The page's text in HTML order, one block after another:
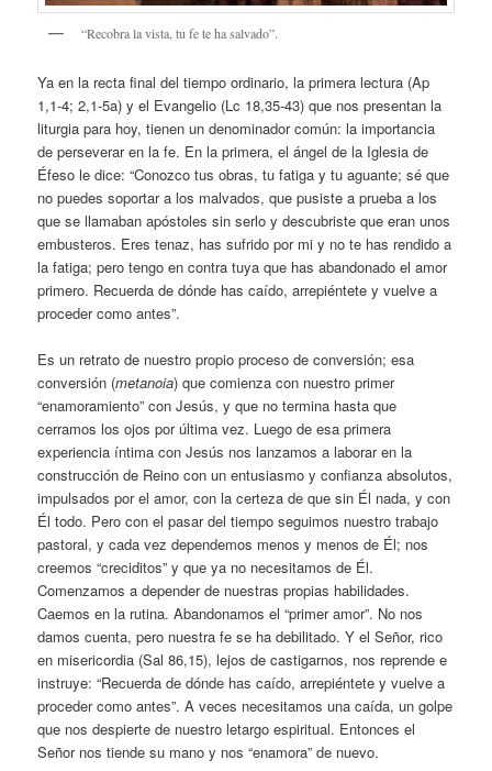
“Recobra la vista, tu fe te ha salvado”.
Ya en la recta final del tiempo ordinario, la primera lectura (Ap
1,1-4; 2,1-5a) y el Evangelio (Lc 18,35-43) que nos presentan la
liturgia para hoy, tienen un denominador común: la importancia
de perseverar en la fe. En la primera, el ángel de la Iglesia de
Éfeso le dice: “Conozco tus obras, tu fatiga y tu aguante; sé que
no puedes soportar a los malvados, que pusiste a prueba a los
que se llamaban apóstoles sin serlo y descubriste que eran unos
embusteros. Eres tenaz, has sufrido por mi y no te has rendido a
la fatiga; pero tengo en contra tuya que has abandonado el amor
primero. Recuerda de dónde has caído, arrepiéntete y vuelve a
proceder como antes”.
Es un retrato de nuestro propio proceso de conversión; esa
conversión (metanoia) que comienza con nuestro primer
“enamoramiento” con Jesús, y que no termina hasta que
cerramos los ojos por última vez. Luego de esa primera
experiencia íntima con Jesús nos lanzamos a laborar en la
construcción de Reino con un entusiasmo y confianza absolutos,
impulsados por el amor, con la certeza de que sin Él nada, y con
Él todo. Pero con el pasar del tiempo seguimos nuestro trabajo
pastoral, y cada vez dependemos menos y menos de Él; nos
creemos “creciditos” y que ya no necesitamos de Él.
Comenzamos a depender de nuestras propias habilidades.
Caemos en la rutina. Abandonamos el “primer amor”. No nos
damos cuenta, pero nuestra fe se ha debilitado. Y el Señor, rico
en misericordia (Sal 86,15), lejos de castigarnos, nos reprende e
instruye: “Recuerda de dónde has caído, arrepiéntete y vuelve a
proceder como antes”. A veces necesitamos una caída, un golpe
que nos despierte de nuestro letargo espiritual. Entonces el
Señor nos tiende su mano y nos “enamora” de nuevo.